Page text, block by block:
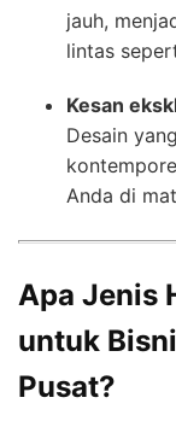
jauh,
lintas
Kesan
Desain
Anda di
Apa Jenis
untuk
Pusat?